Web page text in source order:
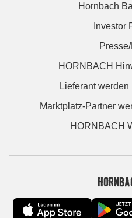
Hornbach
Investor
HORNBACH
Lieferant
Marktplatz-Partner
HORNBACH